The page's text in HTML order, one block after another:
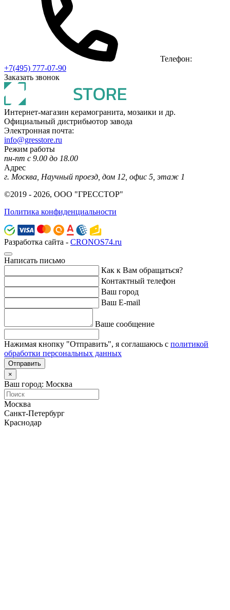
Телефон:
+7(495) 777-07-90
Заказать звонок
Интернет-магазин керамогранита, мозаики и др.
Официальный дистрибьютор завода
Электронная почта:
info@gresstore.ru
Режим работы
пн-пт с 9.00 до 18.00
Адрес
г. Москва, Научный проезд, дом 12, офис 5, этаж 1
©2019 - 2026, ООО "ГРЕССТОР"
Политика конфиденциальности
Разработка сайта - CRONOS74.ru
Написать письмо
Как к Вам обращаться?
Контактный телефон
Ваш город
Ваш E-mail
Ваше сообщение
Нажимая кнопку "Отправить", я соглашаюсь с политикой
обработки персональных данных
Отправить
×
Ваш город: Москва
Москва
Санкт-Петербург
Краснодар